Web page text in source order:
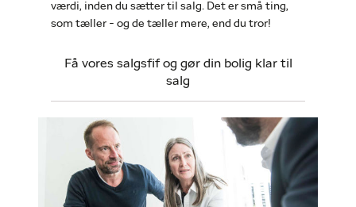
værdi, inden du sætter til salg. Det er små ting,
som tæller - og de tæller mere, end du tror!
Få vores salgsfif og gør din bolig klar til
salg